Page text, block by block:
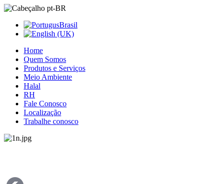
Home
Quem Somos
Produtos e Serviços
Meio Ambiente
Halal
RH
Fale Conosco
Localização
Trabalhe conosco